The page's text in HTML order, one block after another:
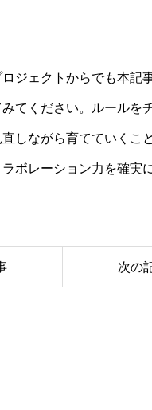
ジェクトからでも本記
てください。ルールを
しながら育てていくこ
ラボレーション力を確実
次の